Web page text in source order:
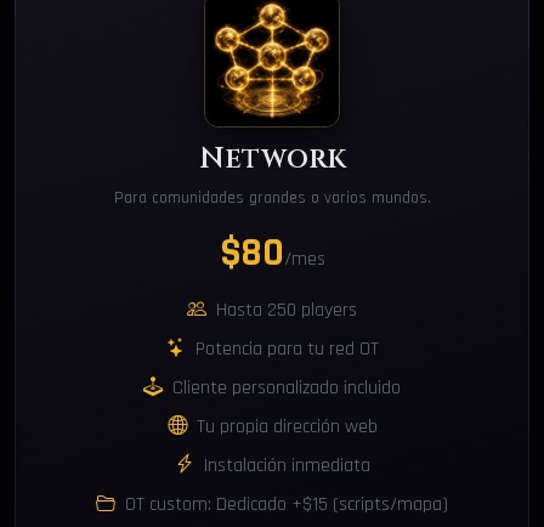
Network
Para comunidades grandes o varios mundos.
$80/mes
Hasta 250 players
Potencia para tu red OT
Cliente personalizado incluido
Tu propia dirección web
Instalación inmediata
OT custom: Dedicado +$15 (scripts/mapa)